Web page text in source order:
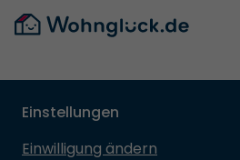
Einstellungen
Einwilligung ändern